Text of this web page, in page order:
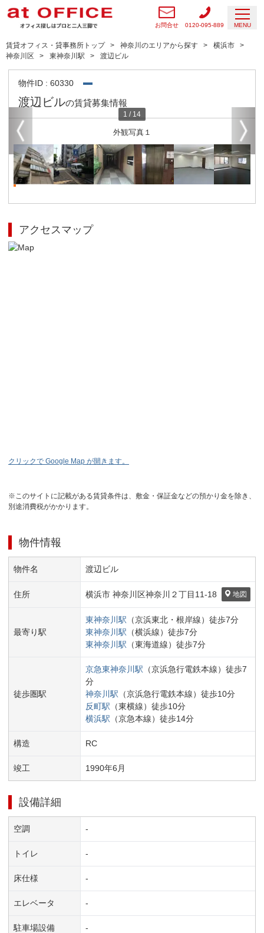
お問合せ 0120-095-889 MENU
賃貸オフィス・貸事務所トップ 神奈川のエリアから探す
横浜市
神奈川区
東神奈川駅 渡辺ビル
物件ID : 60330
渡辺ビルの賃貸募集情報
外観写真１
1 / 14
アクセスマップ
クリックで Google Map が開きます。
※このサイトに記載がある賃貸条件は、敷金・保証金などの預かり金を除き、
別途消費税がかかります。
物件情報
物件名 渡辺ビル
住所 横浜市 神奈川区神奈川２丁目 11-18 地図
最寄り駅
東神奈川 駅 （京浜東北・根岸線） 徒歩7分
東神奈川 駅 （横浜線） 徒歩7分
東神奈川 駅 （東海道線） 徒歩7分
徒歩圏駅
京急東神奈川 駅 （京浜急行電鉄本線） 徒歩7
分
神奈川 駅 （京浜急行電鉄本線） 徒歩10分
反町駅 （東横線） 徒歩10分
横浜駅 （京急本線） 徒歩14分
構造 RC
竣工 1990年6 月
設備詳細
空調 -
トイレ -
床仕様 -
エレベータ -
駐車場設備 -